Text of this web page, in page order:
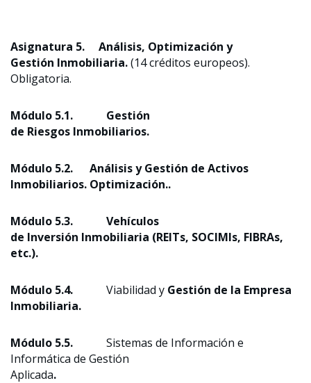
Asignatura 5. Análisis, Optimización y
Gestión Inmobiliaria.(14 créditos europeos).
Obligatoria.
Módulo 5.1. Gestión
de Riesgos Inmobiliarios.
Módulo 5.2. Análisisy Gestión de Activos
Inmobiliarios. Optimización..
Módulo 5.3. Vehículos
de Inversión Inmobiliaria (REITs, SOCIMIs, FIBRAs,
etc.).
Módulo 5.4. Viabilidad y Gestión de la Empresa
Inmobiliaria.
Módulo 5.5. Sistemas de Información e
Informática de Gestión
Aplicada.